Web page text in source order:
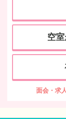
空
面会・求